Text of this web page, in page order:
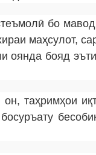
бо
маҳсулот,
оянда бояд
таҳримҳои